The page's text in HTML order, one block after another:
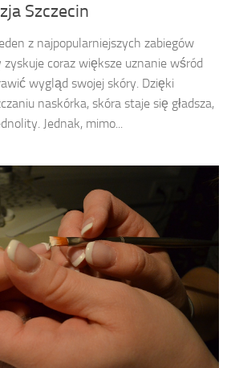
Szczecin
z najpopularniejszych zabiegów
coraz większe uznanie wśród
wygląd swojej skóry. Dzięki
naskórka, skóra staje się gładsza,
Jednak, mimo...